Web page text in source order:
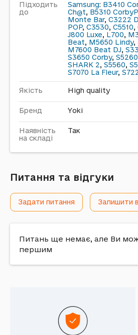
Підходить
до
Samsung: B3410
Ch@t, B5310
Monte Bar, C3222
POP, C3530, C5510,
J800 Luxe, L700,
Beat, M5650 Lindy,
M7600 Beat DJ,
S3650 Corby,
SHARK 2, S5560,
S7070 La Fleur,
Якість High quality
Бренд Yoki
Наявність
на складі
Так
Питання та відгуки
Задати питання Залишити
Питань ще немає, але Ви
першим